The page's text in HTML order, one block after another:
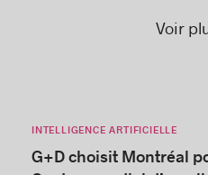
Voir
INTELLIGENCE ARTIFICIELLE
G+D choisit Montréal